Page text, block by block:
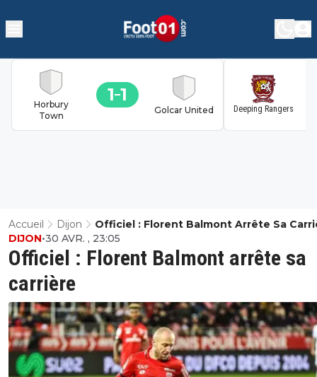
Horbury
Town
1 1
Golcar United Deeping Rangers
Accueil Dijon Officiel : Florent Balmont Arrête Sa
Officiel : Florent Balmont arrête sa
carrière
DIJON•30 AVR. , 23:05